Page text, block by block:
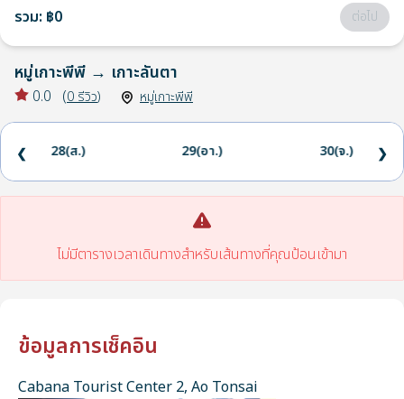
รวม: ฿0 ต่อไป
หมู่เกาะพีพี → เกาะลันตา
0.0 (0 รีวิว) หมู่เกาะพีพี
28(ส.) 29(อา.) 30(จ.)
❮ ❯
ไม่มีตารางเวลาเดินทางสำหรับเส้นทางที่คุณป้อนเข้ามา
ข้อมูลการเช็คอิน
Cabana Tourist Center 2, Ao Tonsai